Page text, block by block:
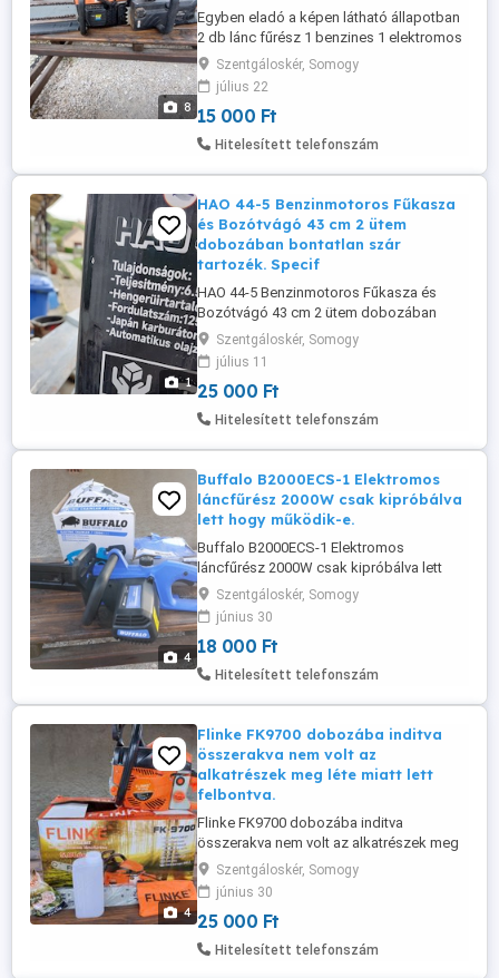
8
Egyben eladó a képen látható állapotban
2 db lánc fűrész 1 benzines 1 elektromos
benzines befújásra indul jó kompresszió-
jó lap lánc az elektromos is működik de a
lánc-lap oldala hiányzik. Egyben 15 ezer ft
2 db.
Szentgáloskér, Somogy
július 22
15 000 Ft
Hitelesített telefonszám
1
HAO 44-5 Benzinmotoros Fűkasza
és Bozótvágó 43 cm 2 ütem
dobozában bontatlan szár
tartozék. Specif
HAO 44-5 Benzinmotoros Fűkasza és
Bozótvágó 43 cm 2 ütem dobozában
bontatlan szár tartozék. Specifikációk:
Motortípus: Kétütemű benzinmotor
Teljesítmény: 1,25 kW (1,7 LE)
Fordulatszám: 6400 ford. perc (max. 9800
ford. perc) Hengerűrtartalom: 43 cm
Zajszint: 112 ...
Szentgáloskér, Somogy
július 11
25 000 Ft
Hitelesített telefonszám
4
Buffalo B2000ECS-1 Elektromos
láncfűrész 2000W csak kipróbálva
lett hogy működik-e.
Buffalo B2000ECS-1 Elektromos
láncfűrész 2000W csak kipróbálva lett
hogy működik-e.
Szentgáloskér, Somogy
június 30
18 000 Ft
Hitelesített telefonszám
4
Flinke FK9700 dobozába inditva
összerakva nem volt az
alkatrészek meg léte miatt lett
felbontva.
Flinke FK9700 dobozába inditva
összerakva nem volt az alkatrészek meg
léte miatt lett felbontva.
Szentgáloskér, Somogy
június 30
25 000 Ft
Hitelesített telefonszám